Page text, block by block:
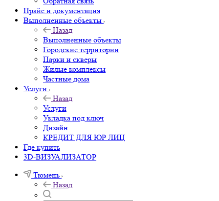
Прайс и документация
Выполненные объекты
Назад
Выполненные объекты
Городские территории
Парки и скверы
Жилые комплексы
Частные дома
Услуги
Назад
Услуги
Укладка под ключ
Дизайн
КРЕДИТ ДЛЯ ЮР ЛИЦ
Где купить
3D-ВИЗУАЛИЗАТОР
Тюмень
Назад